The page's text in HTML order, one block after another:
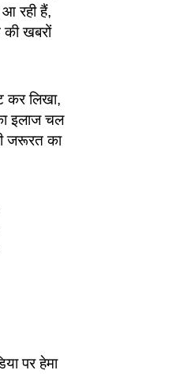
आ रही हैं,
खबरों
कर लिखा,
इलाज चल
जरूरत का
पर हेमा